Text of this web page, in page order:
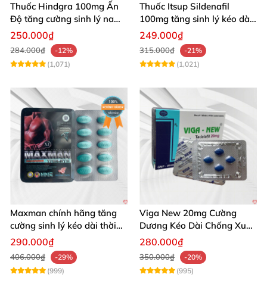
Thuốc Hindgra 100mg Ấn
Độ tăng cường sinh lý nam
hindgra-100 chống xts
cương dương
250.000₫
284.000₫
-12%
(1,071)
Thuốc Itsup Sildenafil
100mg tăng sinh lý kéo dài
quan hệ nam giới
249.000₫
315.000₫
-21%
(1,021)
Maxman chính hãng tăng
cường sinh lý kéo dài thời
gian xuất tinh
290.000₫
406.000₫
-29%
(999)
Viga New 20mg Cường
Dương Kéo Dài Chống Xuất
Tinh Hộp 4 Viên
280.000₫
350.000₫
-20%
(995)